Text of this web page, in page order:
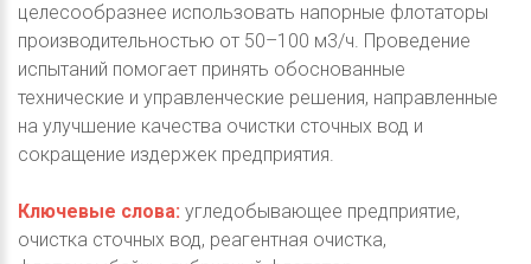
целесообразнее использовать напорные флотаторы
производительностью от 50–100 м3/ч. Проведение
испытаний помогает принять обоснованные
технические и управленческие решения, направленные
на улучшение качества очистки сточных вод и
сокращение издержек предприятия.
Ключевые слова: угледобывающее предприятие,
очистка сточных вод, реагентная очистка,